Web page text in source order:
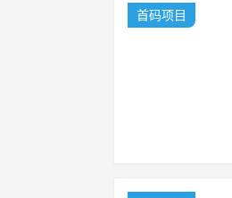
首码项目